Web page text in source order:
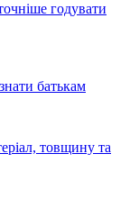
годувати
батькам
товщину та